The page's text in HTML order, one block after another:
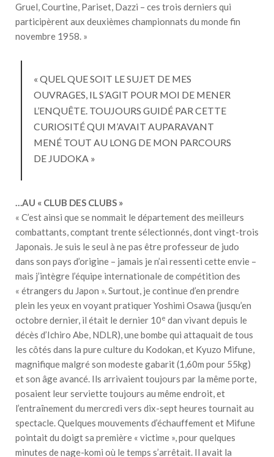
Gruel, Courtine, Pariset, Dazzi – ces trois derniers qui
participèrent aux deuxièmes championnats du monde fin
novembre 1958. »
« QUEL QUE SOIT LE SUJET DE MES
OUVRAGES, IL S’AGIT POUR MOI DE MENER
L’ENQUÊTE. TOUJOURS GUIDÉ PAR CETTE
CURIOSITÉ QUI M’AVAIT AUPARAVANT
MENÉ TOUT AU LONG DE MON PARCOURS
DE JUDOKA »
…AU « CLUB DES CLUBS »
« C’est ainsi que se nommait le département des meilleurs
combattants, comptant trente sélectionnés, dont vingt-trois
Japonais. Je suis le seul à ne pas être professeur de judo
dans son pays d’origine – jamais je n’ai ressenti cette envie –
mais j’intègre l’équipe internationale de compétition des
« étrangers du Japon ». Surtout, je continue d’en prendre
plein les yeux en voyant pratiquer Yoshimi Osawa (jusqu’en
octobre dernier, il était le dernier 10e dan vivant depuis le
décès d’Ichiro Abe, NDLR), une bombe qui attaquait de tous
les côtés dans la pure culture du Kodokan, et Kyuzo Mifune,
magnifique malgré son modeste gabarit (1,60m pour 55kg)
et son âge avancé. Ils arrivaient toujours par la même porte,
posaient leur serviette toujours au même endroit, et
l’entraînement du mercredi vers dix-sept heures tournait au
spectacle. Quelques mouvements d’échauffement et Mifune
pointait du doigt sa première « victime », pour quelques
minutes de nage-komi où le temps s’arrêtait. Il avait la